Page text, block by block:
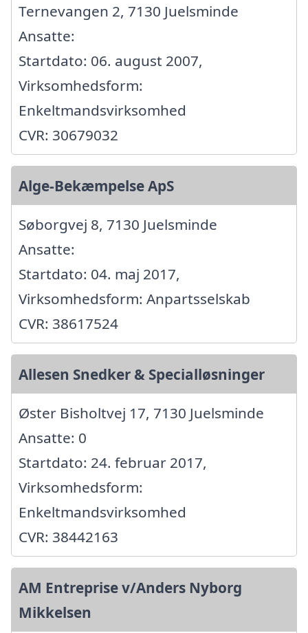
Ternevangen 2, 7130 Juelsminde
Ansatte:
Startdato: 06. august 2007,
Virksomhedsform:
Enkeltmandsvirksomhed
CVR: 30679032
Alge-Bekæmpelse ApS
Søborgvej 8, 7130 Juelsminde
Ansatte:
Startdato: 04. maj 2017,
Virksomhedsform: Anpartsselskab
CVR: 38617524
Allesen Snedker & Specialløsninger
Øster Bisholtvej 17, 7130 Juelsminde
Ansatte: 0
Startdato: 24. februar 2017,
Virksomhedsform:
Enkeltmandsvirksomhed
CVR: 38442163
AM Entreprise v/Anders Nyborg
Mikkelsen